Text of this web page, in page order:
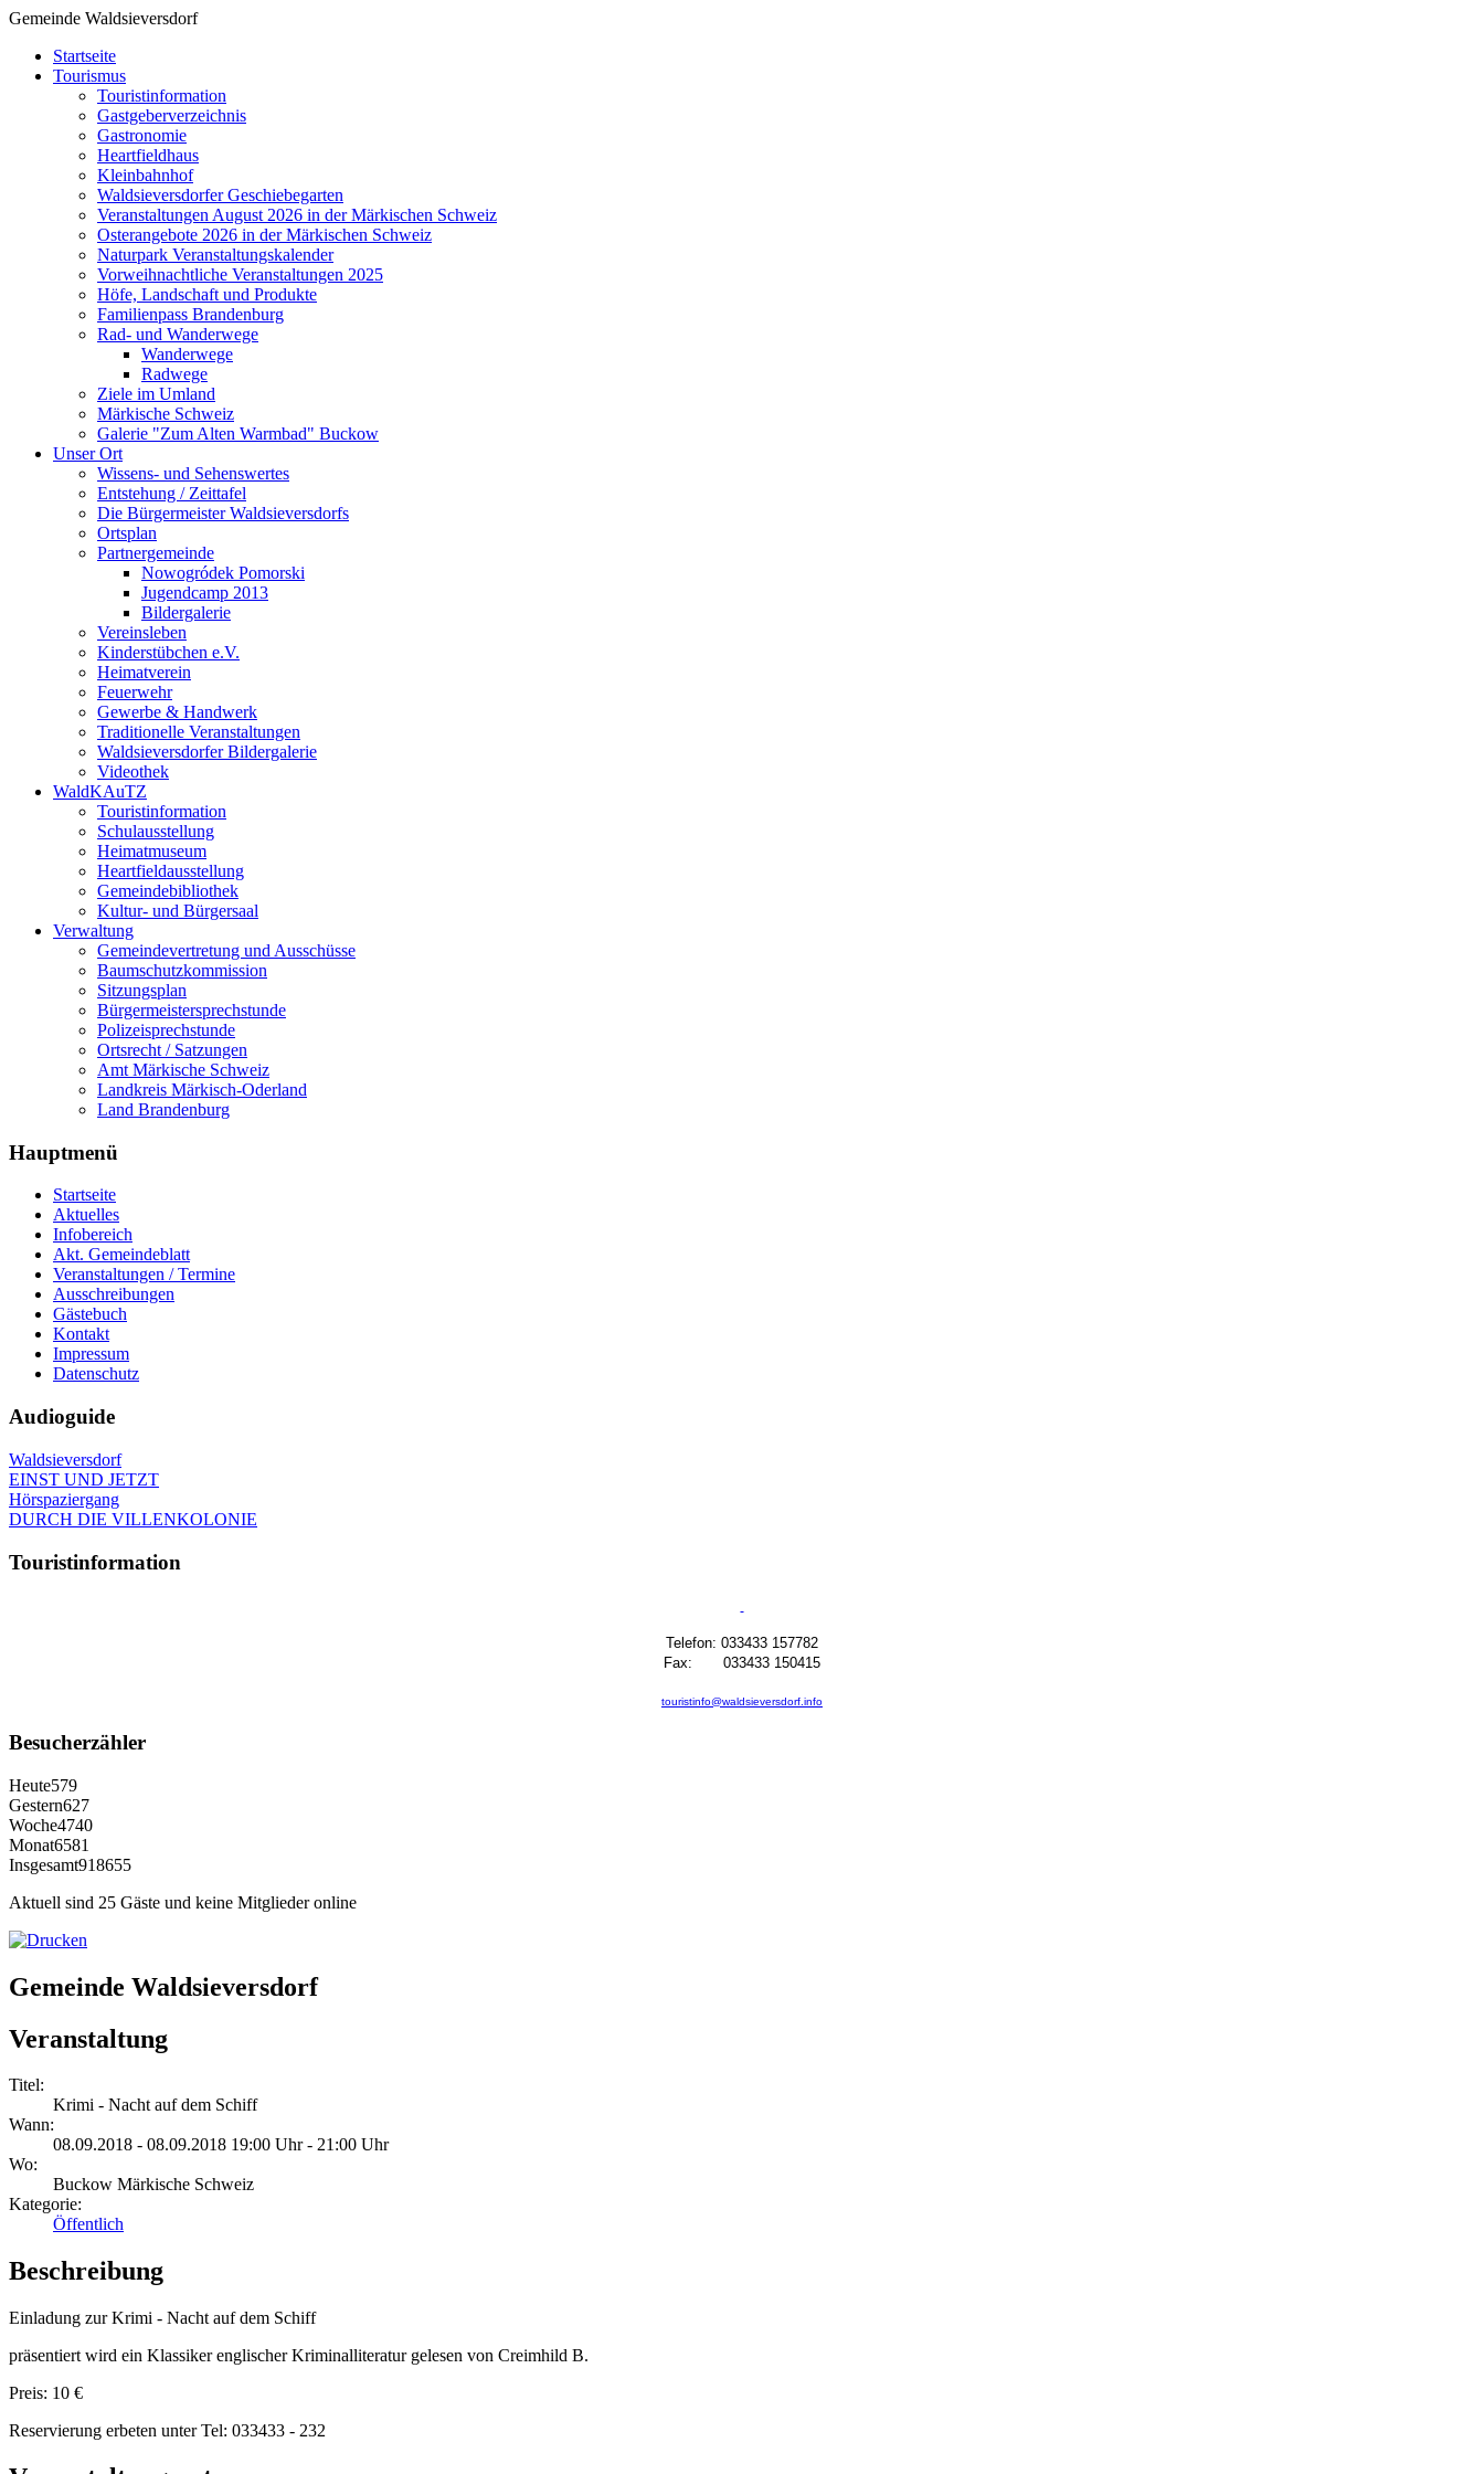
Gemeinde Waldsieversdorf
Startseite
Tourismus
Touristinformation
Gastgeberverzeichnis
Gastronomie
Heartfieldhaus
Kleinbahnhof
Waldsieversdorfer Geschiebegarten
Veranstaltungen August 2026 in der Märkischen Schweiz
Osterangebote 2026 in der Märkischen Schweiz
Naturpark Veranstaltungskalender
Vorweihnachtliche Veranstaltungen 2025
Höfe, Landschaft und Produkte
Familienpass Brandenburg
Rad- und Wanderwege
Wanderwege
Radwege
Ziele im Umland
Märkische Schweiz
Galerie "Zum Alten Warmbad" Buckow
Unser Ort
Wissens- und Sehenswertes
Entstehung / Zeittafel
Die Bürgermeister Waldsieversdorfs
Ortsplan
Partnergemeinde
Nowogródek Pomorski
Jugendcamp 2013
Bildergalerie
Vereinsleben
Kinderstübchen e.V.
Heimatverein
Feuerwehr
Gewerbe & Handwerk
Traditionelle Veranstaltungen
Waldsieversdorfer Bildergalerie
Videothek
WaldKAuTZ
Touristinformation
Schulausstellung
Heimatmuseum
Heartfieldausstellung
Gemeindebibliothek
Kultur- und Bürgersaal
Verwaltung
Gemeindevertretung und Ausschüsse
Baumschutzkommission
Sitzungsplan
Bürgermeistersprechstunde
Polizeisprechstunde
Ortsrecht / Satzungen
Amt Märkische Schweiz
Landkreis Märkisch-Oderland
Land Brandenburg
Hauptmenü
Startseite
Aktuelles
Infobereich
Akt. Gemeindeblatt
Veranstaltungen / Termine
Ausschreibungen
Gästebuch
Kontakt
Impressum
Datenschutz
Audioguide
Waldsieversdorf
EINST UND JETZT
Hörspaziergang
DURCH DIE VILLENKOLONIE
Touristinformation
Telefon: 033433 157782
Fax: 033433 150415
touristinfo@waldsieversdorf.info
Besucherzähler
Heute579
Gestern627
Woche4740
Monat6581
Insgesamt918655
Aktuell sind 25 Gäste und keine Mitglieder online
Gemeinde Waldsieversdorf
Veranstaltung
Titel:
Krimi - Nacht auf dem Schiff
Wann:
08.09.2018 - 08.09.2018 19:00 Uhr - 21:00 Uhr
Wo:
Buckow Märkische Schweiz
Kategorie:
Öffentlich
Beschreibung
Einladung zur Krimi - Nacht auf dem Schiff
präsentiert wird ein Klassiker englischer Kriminalliteratur gelesen von Creimhild B.
Preis: 10 €
Reservierung erbeten unter Tel: 033433 - 232